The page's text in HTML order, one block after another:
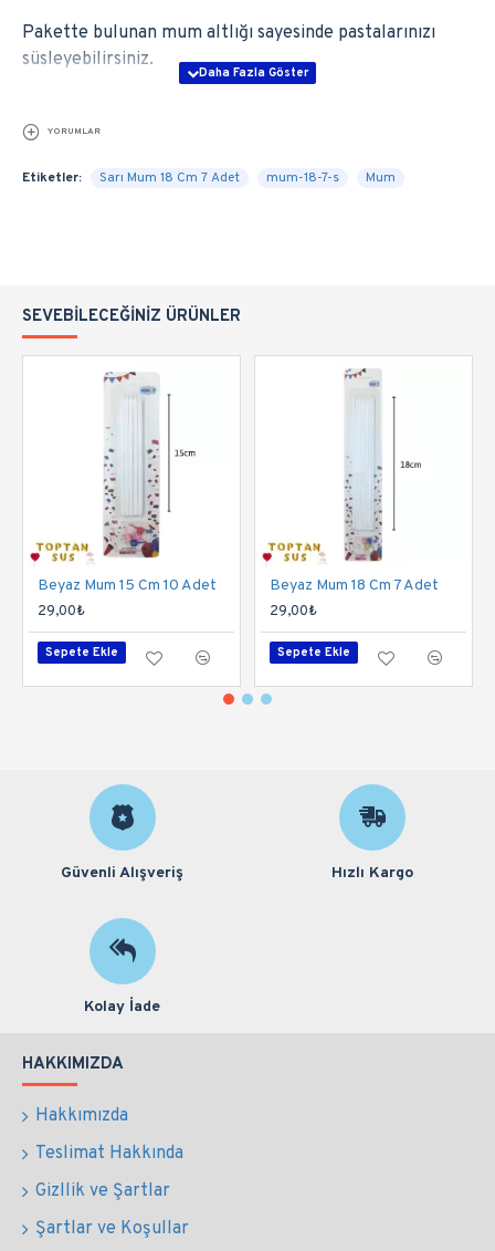
Pakette bulunan mum altlığı sayesinde pastalarınızı
süsleyebilirsiniz.
YORUMLAR
Etiketler: Sarı Mum 18 Cm 7 Adet mum-18-7-s Mum
SEVEBILECEĞINIZ ÜRÜNLER
Beyaz Mum 15 Cm 10 Adet
29,00₺
Sepete Ekle
Beyaz Mum 18 Cm 7 Adet
29,00₺
Sepete Ekle
Güvenli Alışveriş Hızlı Kargo
Kolay İade
HAKKIMIZDA
Hakkımızda
Teslimat Hakkında
Gizllik ve Şartlar
Şartlar ve Koşullar